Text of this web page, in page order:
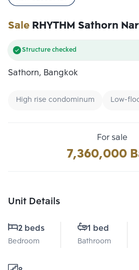
SaleRHYTHM Sathorn
Structure checked
Sathorn, Bangkok
High rise condominum Low-
For sale
7,360,000
Unit Details
2 beds
Bedroom
1 bed
Bathroom